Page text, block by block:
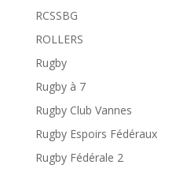
RCSSBG
ROLLERS
Rugby
Rugby à 7
Rugby Club Vannes
Rugby Espoirs Fédéraux
Rugby Fédérale 2